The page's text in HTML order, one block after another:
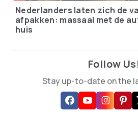
Nederlanders laten zich de
afpakken: massaal met de
huis
Follow
Stay up-to-date on the